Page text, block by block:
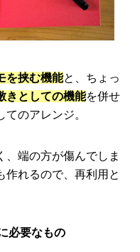
を挟む機能と、ちょっ
きとしての機能を併せ
のアレンジ。
、端の方が傷んでしま
作れるので、再利用と
必要なもの